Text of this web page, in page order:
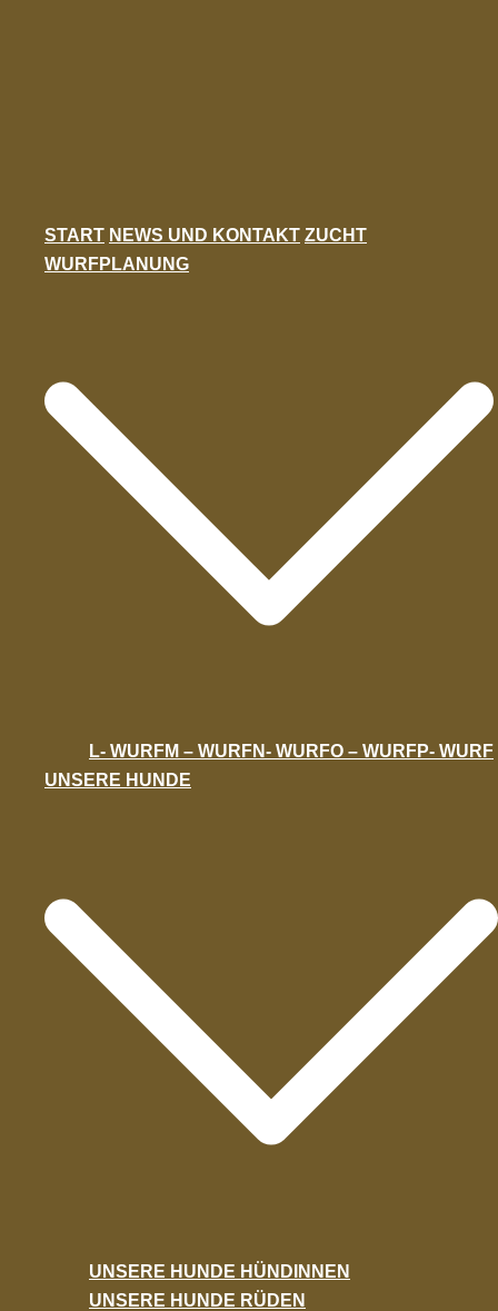
START NEWS UND KONTAKT ZUCHT
WURFPLANUNG
L- WURFM – WURFN- WURFO – WURFP- WURF
UNSERE HUNDE
UNSERE HUNDE HÜNDINNEN
UNSERE HUNDE RÜDEN